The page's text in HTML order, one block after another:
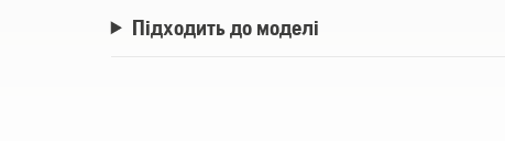
Підходить до моделі